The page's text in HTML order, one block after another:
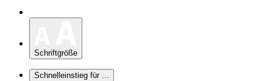
Schriftgröße
Schnelleinstieg für ...